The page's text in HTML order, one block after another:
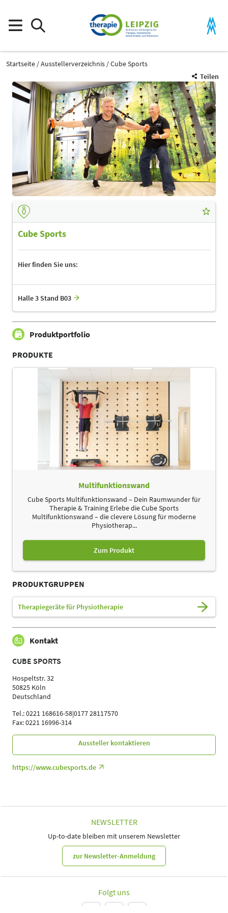
Startseite Ausstellerverzeichnis
Cube Sports
Teilen
Cube Sports
Hier finden Sie uns:
Halle 3 Stand B03
Produktportfolio
PRODUKTE
Multifunktionswand
Cube Sports Multifunktionswand – Dein Raumwunder für
Therapie & Training Erlebe die Cube Sports
Multifunktionswand – die clevere Lösung für moderne
Physiotherap...
Zum Produkt
PRODUKTGRUPPEN
Therapiegeräte für Physiotherapie
Kontakt
CUBE SPORTS
Hospeltstr. 32
50825 Köln
Deutschland
Tel.: 0221 168616-58|0177 28117570
Fax: 0221 16996-314
Aussteller kontaktieren
https://www.cubesports.de
NEWSLETTER
Up-to-date bleiben mit unserem Newsletter
zur Newsletter-Anmeldung
Folgt uns